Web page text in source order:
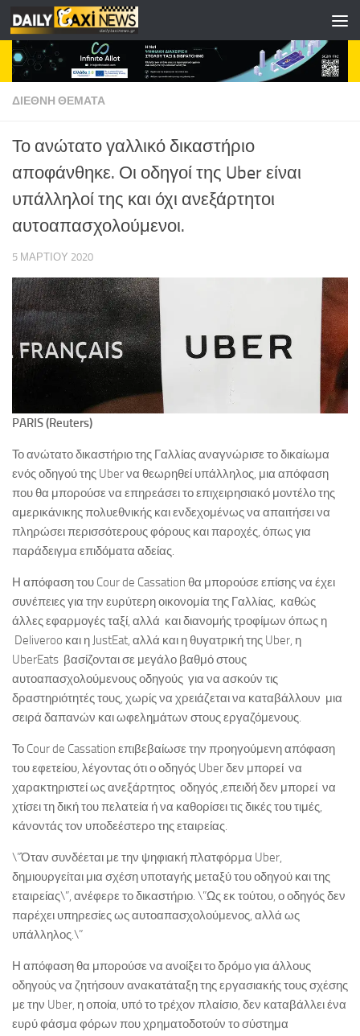
Skip to content
ΔΙΕΘΝΗ ΘΕΜΑΤΑ
Το ανώτατο γαλλικό δικαστήριο
αποφάνθηκε. Οι οδηγοί της Uber είναι
υπάλληλοί της και όχι ανεξάρτητοι
αυτοαπασχολούμενοι.
5 ΜΑΡΤΊΟΥ 2020
PARIS (Reuters)
Το ανώτατο δικαστήριο της Γαλλίας αναγνώρισε το δικαίωμα
ενός οδηγού της Uber να θεωρηθεί υπάλληλος, μια απόφαση
που θα μπορούσε να επηρεάσει το επιχειρησιακό μοντέλο της
αμερικάνικης πολυεθνικής και ενδεχομένως να απαιτήσει να
πληρώσει περισσότερους φόρους και παροχές, όπως για
παράδειγμα επιδόματα αδείας.
Η απόφαση του Cour de Cassation θα μπορούσε επίσης να έχει
συνέπειες για την ευρύτερη οικονομία της Γαλλίας, καθώς
άλλες εφαρμογές ταξί, αλλά και διανομής τροφίμων όπως η
Deliveroo και η JustEat, αλλά και η θυγατρική της Uber, η
UberEats βασίζονται σε μεγάλο βαθμό στους
αυτοαπασχολούμενους οδηγούς για να ασκούν τις
δραστηριότητές τους, χωρίς να χρειάζεται να καταβάλλουν μια
σειρά δαπανών και ωφελημάτων στους εργαζόμενους.
Το Cour de Cassation επιβεβαίωσε την προηγούμενη απόφαση
του εφετείου, λέγοντας ότι ο οδηγός Uber δεν μπορεί να
χαρακτηριστεί ως ανεξάρτητος οδηγός ,επειδή δεν μπορεί να
χτίσει τη δική του πελατεία ή να καθορίσει τις δικές του τιμές,
κάνοντάς τον υποδεέστερο της εταιρείας.
\”Όταν συνδέεται με την ψηφιακή πλατφόρμα Uber,
δημιουργείται μια σχέση υποταγής μεταξύ του οδηγού και της
εταιρείας\”, ανέφερε το δικαστήριο. \”Ως εκ τούτου, ο οδηγός δεν
παρέχει υπηρεσίες ως αυτοαπασχολούμενος, αλλά ως
υπάλληλος.\”
Η απόφαση θα μπορούσε να ανοίξει το δρόμο για άλλους
οδηγούς να ζητήσουν ανακατάταξη της εργασιακής τους σχέσης
με την Uber, η οποία, υπό το τρέχον πλαίσιο, δεν καταβάλλει ένα
ευρύ φάσμα φόρων που χρηματοδοτούν το σύστημα